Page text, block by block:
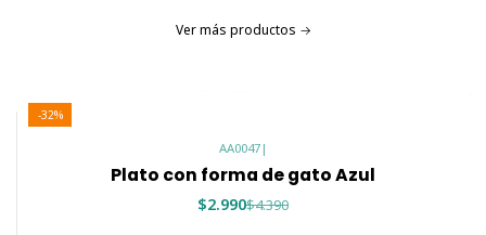
Ver más productos
-32%
AA0047|
Plato con forma de gato Azul
$2.990$4.390